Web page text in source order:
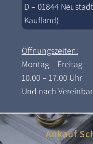
D – 01844
Kaufland)
Öffnungszeiten:
Montag – Freitag
10.00 – 17.00 Uhr
Und nach
Ankauf